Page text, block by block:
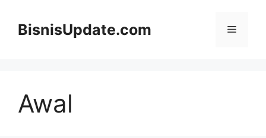
BisnisUpdate.com Menu
Awal